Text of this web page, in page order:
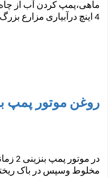
ماهی،پمپ کردن آب از
4 اینچ درآبیاری مزارع بزرگ استفاده می شوند.
روغن موتور پمپ
در
مخلوط وسپس در باک